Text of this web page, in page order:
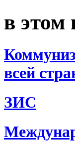
в этом
всей
ЗИС